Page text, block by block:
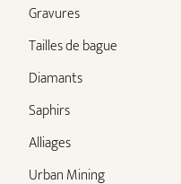
Gravures
Tailles de bague
Diamants
Saphirs
Alliages
Urban Mining